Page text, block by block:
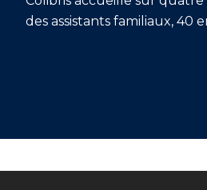
des assistants familiaux, 40